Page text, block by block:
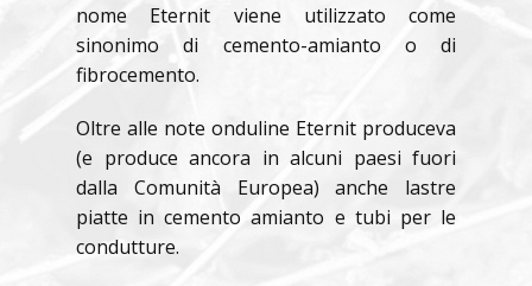
nome Eternit viene utilizzato come
sinonimo di cemento-amianto o di
fibrocemento.
Oltre alle note onduline Eternit produceva
(e produce ancora in alcuni paesi fuori
dalla Comunità Europea) anche lastre
piatte in cemento amianto e tubi per le
condutture.